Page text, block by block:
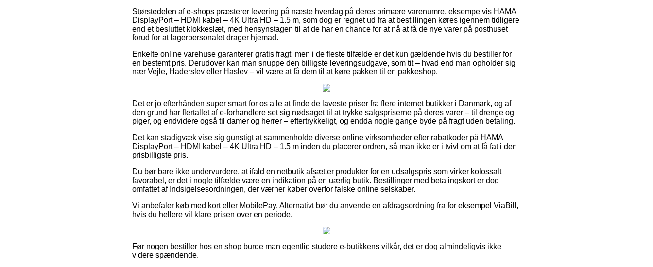
Størstedelen af e-shops præsterer levering på næste hverdag på deres primære varenumre, eksempelvis HAMA
DisplayPort – HDMI kabel – 4K Ultra HD – 1.5 m, som dog er regnet ud fra at bestillingen køres igennem tidligere
end et besluttet klokkeslæt, med hensynstagen til at de har en chance for at nå at få de nye varer på posthuset
forud for at lagerpersonalet drager hjemad.
Enkelte online varehuse garanterer gratis fragt, men i de fleste tilfælde er det kun gældende hvis du bestiller for
en bestemt pris. Derudover kan man snuppe den billigste leveringsudgave, som tit – hvad end man opholder sig
nær Vejle, Haderslev eller Haslev – vil være at få dem til at køre pakken til en pakkeshop.
Det er jo efterhånden super smart for os alle at finde de laveste priser fra flere internet butikker i Danmark, og af
den grund har flertallet af e-forhandlere set sig nødsaget til at trykke salgspriserne på deres varer – til drenge og
piger, og endvidere også til damer og herrer – eftertrykkeligt, og endda nogle gange byde på fragt uden betaling.
Det kan stadigvæk vise sig gunstigt at sammenholde diverse online virksomheder efter rabatkoder på HAMA
DisplayPort – HDMI kabel – 4K Ultra HD – 1.5 m inden du placerer ordren, så man ikke er i tvivl om at få fat i den
prisbilligste pris.
Du bør bare ikke undervurdere, at ifald en netbutik afsætter produkter for en udsalgspris som virker kolossalt
favorabel, er det i nogle tilfælde være en indikation på en uærlig butik. Bestillinger med betalingskort er dog
omfattet af Indsigelsesordningen, der værner køber overfor falske online selskaber.
Vi anbefaler køb med kort eller MobilePay. Alternativt bør du anvende en afdragsordning fra for eksempel ViaBill,
hvis du hellere vil klare prisen over en periode.
Før nogen bestiller hos en shop burde man egentlig studere e-butikkens vilkår, det er dog almindeligvis ikke
videre spændende.